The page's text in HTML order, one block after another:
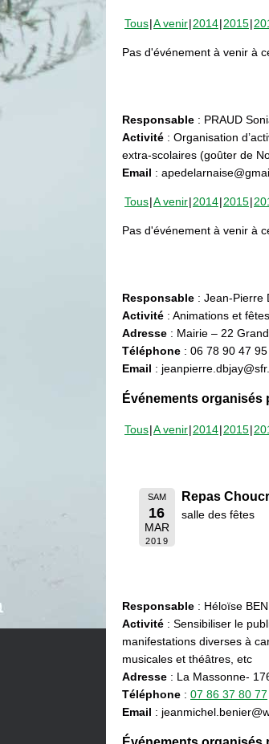
Tous A venir 2014 2015
Pas d'événement à venir à
Responsable : PRAUD
Activité : Organisation
extra-scolaires (goûter de
Email :
Tous A venir 2014 2015
Pas d'événement à venir à
Responsable : Jean-Pierre
Activité : Animations et
Adresse : Mairie – 22
Téléphone : 06 78 90 47 95
Email :
Événements organisés
Tous A venir 2014 2015
SAM
16
MAR
2019
Repas
salle des fêtes
Responsable : Héloïse
Activité : Sensibiliser le
manifestations diverses à
musicales et théâtres, etc
Adresse : La Massonne-
Téléphone : 07 86 37 80 77
Email :